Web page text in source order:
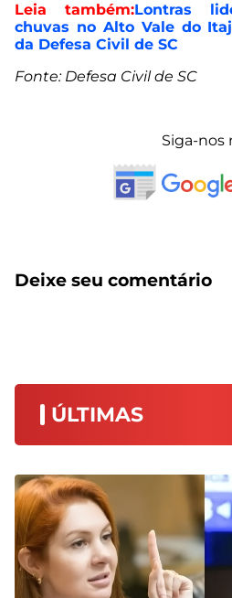
Leia também:Lontras
chuvas no Alto Vale do
da Defesa Civil de SC
Fonte: Defesa Civil de SC
Siga-nos
Deixe seu comentário
ÚLTIMAS